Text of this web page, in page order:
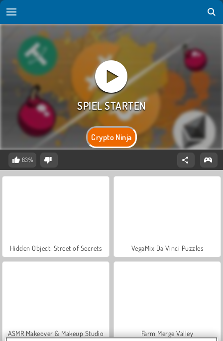
Crypto Ninja
83%
Hidden Object: Street of Secrets VegaMix Da Vinci Puzzles
ASMR Makeover & Makeup Studio Farm Merge Valley